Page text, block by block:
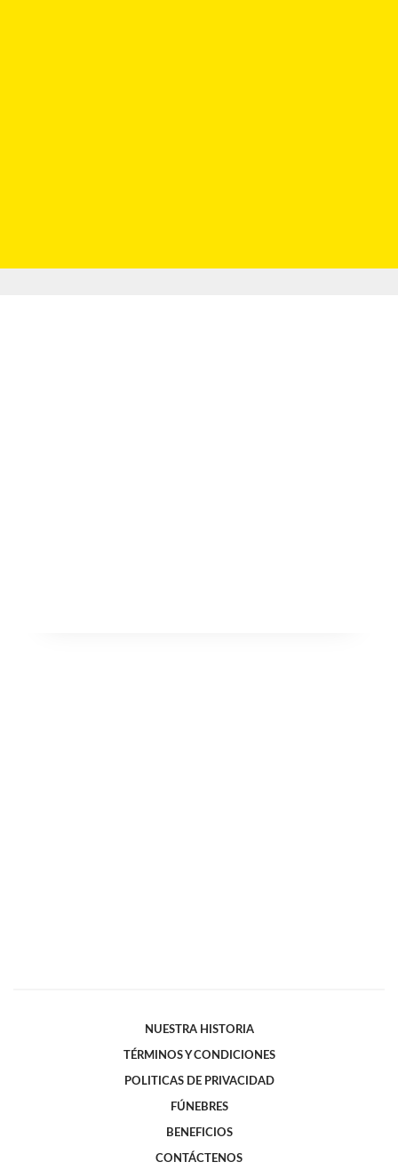
NUESTRA HISTORIA
TÉRMINOS Y CONDICIONES
POLITICAS DE PRIVACIDAD
FÚNEBRES
BENEFICIOS
CONTÁCTENOS